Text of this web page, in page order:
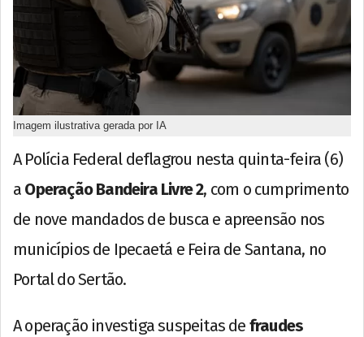
Imagem ilustrativa gerada por IA
A Polícia Federal deflagrou nesta quinta-feira (6)
a Operação Bandeira Livre 2, com o cumprimento
de nove mandados de busca e apreensão nos
municípios de Ipecaetá e Feira de Santana, no
Portal do Sertão.
A operação investiga suspeitas de fraudes